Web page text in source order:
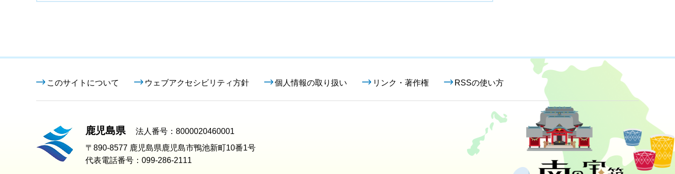
このサイトについて ウェブアクセシビリティ方針 個人情報の取り扱い リンク・著作権 RSSの使い方
鹿児島県
法人番号：8000020460001
〒890-8577 鹿児島県鹿児島市鴨池新町10番1号
代表電話番号：099-286-2111